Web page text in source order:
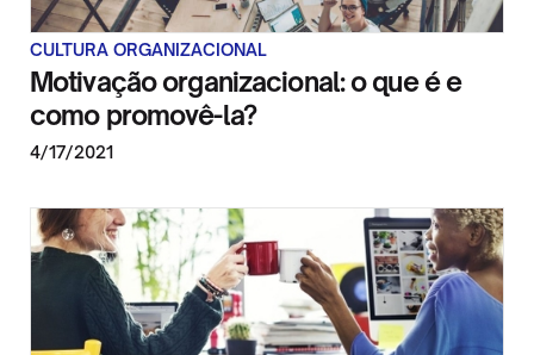
CULTURA ORGANIZACIONAL
Motivação organizacional: o que é e
como promovê-la?
4/17/2021